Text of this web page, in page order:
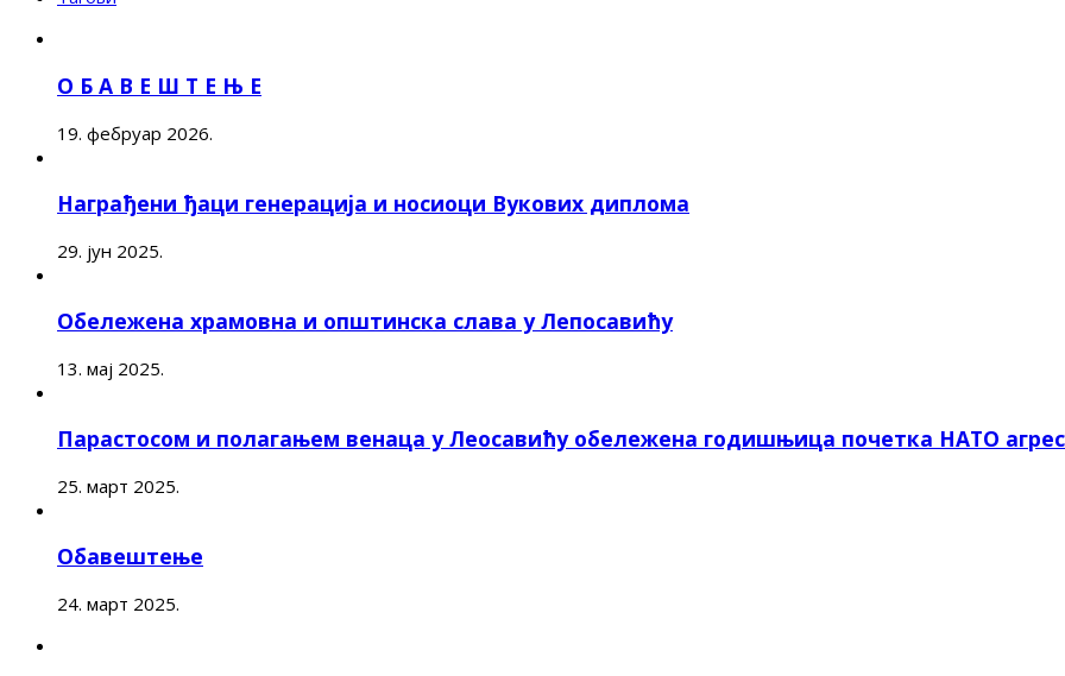
О Б А В Е Ш Т Е Њ Е
19. фебруар 2026.
Награђени ђаци генерација и носиоци Вукових диплома
29. јун 2025.
Обележена храмовна и општинска слава у Лепосавићу
13. мај 2025.
Парастосом и полагањем венаца у Леосавићу обележена годишњица почетка НАТО
25. март 2025.
Обавештење
24. март 2025.